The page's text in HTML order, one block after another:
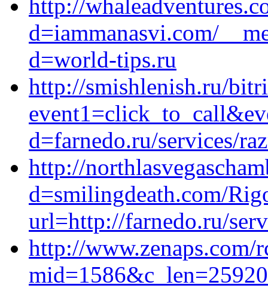
http://
d=iammanasvi.com/
d=world-tips.ru
http://smishlenish.ru/
d=farnedo.ru/services/
http://
d=smilingdeath.com/
url=http://farnedo.ru/
http://www.zenaps.com/